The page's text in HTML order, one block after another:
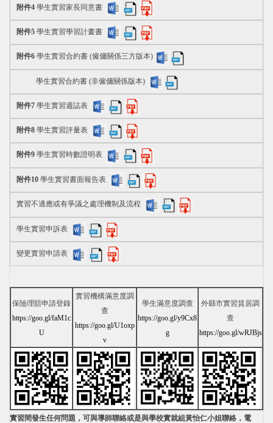
附件4 學生實習家長同意書
附件5 學生實習學習計畫書
附件6 學生實習合約書 (僱傭關係三方版本)
學生實習合約書 (非僱傭關係版本)
附件7 學生實習週誌表
附件8 學生實習評量表
附件9 學生實習時數證明表
附件10 學生實習書面報告表
實習不適應或有爭議之處理機制及流程
學生實習申訴表
變更實習申請表
保險理賠申請登錄
https://goo.gl/faM1c
U
實習機構滿意度調
查
https://goo.gl/U1oxp
v
學生滿意度調查
https://goo.gl/y9Cx8
g
外縣市實習賃居調
查
https://goo.gl/wRJBjs
實習間發生任何問題，可與導師聯絡或是與學校實就組黃怡仁小姐聯絡，電